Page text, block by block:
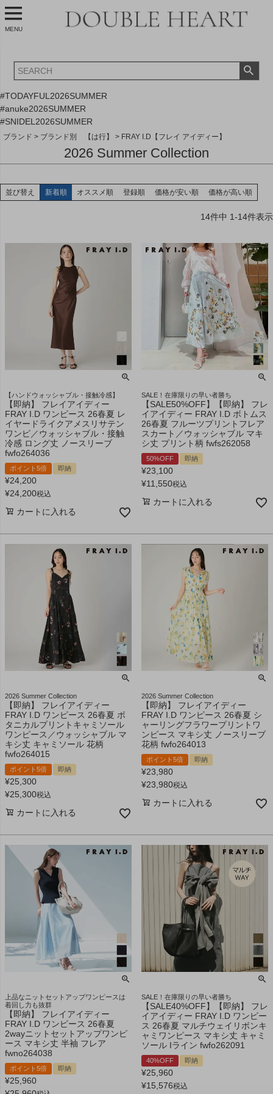
MENU
#TODAYFUL2026SUMMER
#anuke2026SUMMER
#SNIDEL2026SUMMER
ブランド ブランド別 【は行】 FRAY I.D【フレイ アイディー】
2026 Summer Collection
並び替え 新着順 オススメ順 登録順 価格が安い順 価格が高い順
14件中 1-14件表示
【ハンドウォッシャブル・接触冷感】
【即納】 フレイアイディー
FRAY I.D ワンピース 26春夏 レ
イヤードライクアメスリサテン
ワンピ／ウォッシャブル・接触
冷感 ロング丈 ノースリーブ
fwfo264036
ポイント5倍 即納
¥24,200
¥24,200税込
カートに入れる
SALE！在庫限りの早い者勝ち
【SALE50%OFF】【即納】 フレ
イアイディー FRAY I.D ボトムス
26春夏 フルーツプリントフレア
スカート／ウォッシャブル マキ
シ丈 プリント柄 fwfs262058
50%OFF 即納
¥23,100
¥11,550税込
カートに入れる
2026 Summer Collection
【即納】 フレイアイディー
FRAY I.D ワンピース 26春夏 ボ
タニカルプリントキャミソール
ワンピース／ウォッシャブル マ
キシ丈 キャミソール 花柄
fwfo264015
ポイント5倍 即納
¥25,300
¥25,300税込
カートに入れる
2026 Summer Collection
【即納】 フレイアイディー
FRAY I.D ワンピース 26春夏 シ
ャーリングフラワープリントワ
ンピース マキシ丈 ノースリーブ
花柄 fwfo264013
ポイント5倍 即納
¥23,980
¥23,980税込
カートに入れる
上品なニットセットアップワンピースは
着回し力も抜群
【即納】 フレイアイディー
FRAY I.D ワンピース 26春夏
2wayニットセットアップワンピ
ース マキシ丈 半袖 フレア
fwno264038
ポイント5倍 即納
¥25,960
SALE！在庫限りの早い者勝ち
【SALE40%OFF】【即納】 フレ
イアイディー FRAY I.D ワンピー
ス 26春夏 マルチウェイリボンキ
ャミワンピース マキシ丈 キャミ
ソール Iライン fwfo262091
40%OFF 即納
¥25,960
¥15,576税込